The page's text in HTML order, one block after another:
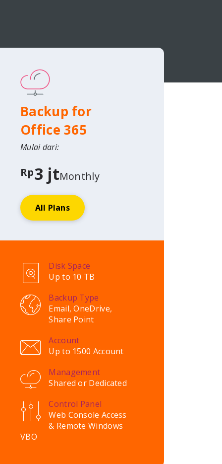
Backup for
Office 365
Mulai dari:
Rp3 jtMonthly
All Plans
Disk Space
Up to 10 TB
Backup Type
Email, OneDrive,
Share Point
Account
Up to 1500 Account
Management
Shared or Dedicated
Control Panel
Web Console Access
& Remote Windows
VBO